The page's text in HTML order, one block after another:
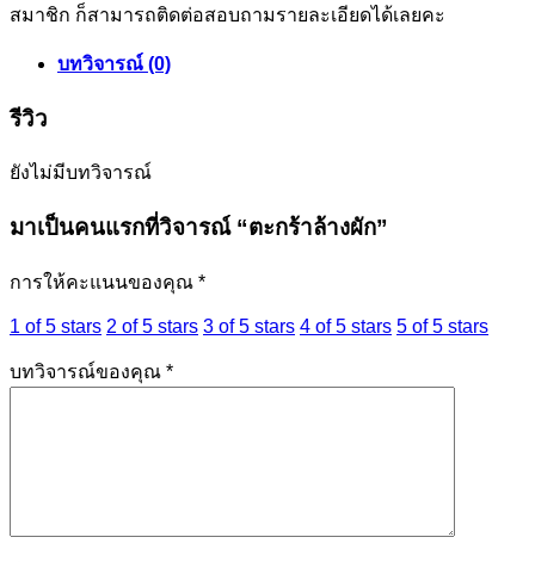
สมาชิก ก็สามารถติดต่อสอบถามรายละเอียดได้เลยคะ
บทวิจารณ์ (0)
รีวิว
ยังไม่มีบทวิจารณ์
มาเป็นคนแรกที่วิจารณ์ “ตะกร้าล้างผัก”
การให้คะแนนของคุณ *
1 of 5 stars 2 of 5 stars 3 of 5 stars 4 of 5 stars 5 of 5 stars
บทวิจารณ์ของคุณ *